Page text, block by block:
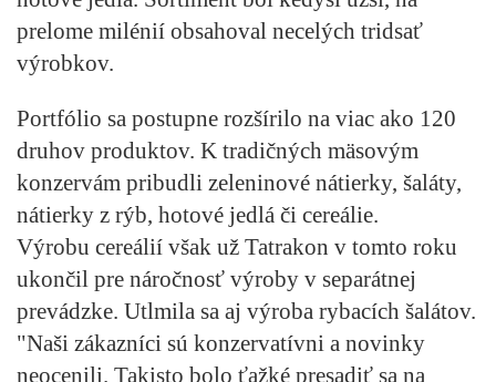
prelome milénií obsahoval necelých tridsať
výrobkov.
Portfólio sa postupne rozšírilo na viac ako 120
druhov produktov. K tradičných mäsovým
konzervám pribudli zeleninové nátierky, šaláty,
nátierky z rýb, hotové jedlá či cereálie.
Výrobu cereálií však už Tatrakon v tomto roku
ukončil pre náročnosť výroby v separátnej
prevádzke. Utlmila sa aj výroba rybacích šalátov.
"Naši zákazníci sú konzervatívni a novinky
neocenili. Takisto bolo ťažké presadiť sa na